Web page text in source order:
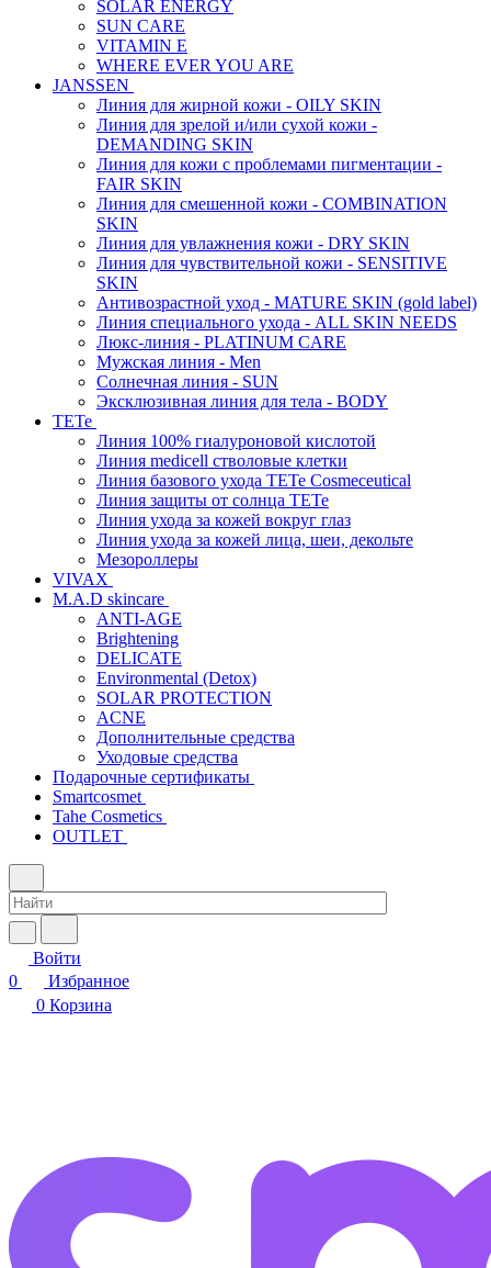
SOLAR ENERGY
SUN CARE
VITAMIN E
WHERE EVER YOU ARE
JANSSEN
Линия для жирной кожи - OILY SKIN
Линия для зрелой и/или сухой кожи -
DEMANDING SKIN
Линия для кожи с проблемами пигментации -
FAIR SKIN
Линия для смешенной кожи - COMBINATION
SKIN
Линия для увлажнения кожи - DRY SKIN
Линия для чувствительной кожи - SENSITIVE
SKIN
Антивозрастной уход - MATURE SKIN (gold label)
Линия специального ухода - ALL SKIN NEEDS
Люкс-линия - PLATINUM CARE
Мужская линия - Men
Солнечная линия - SUN
Эксклюзивная линия для тела - BODY
TETe
Линия 100% гиалуроновой кислотой
Линия medicell стволовые клетки
Линия базового ухода TETe Cosmeceutical
Линия защиты от солнца TETe
Линия ухода за кожей вокруг глаз
Линия ухода за кожей лица, шеи, декольте
Мезороллеры
VIVAX
M.A.D skincare
ANTI-AGE
Brightening
DELICATE
Environmental (Detox)
SOLAR PROTECTION
АCNE
Дополнительные средства
Уходовые средства
Подарочные сертификаты
Smartcosmet
Tahe Cosmetics
OUTLET
Войти
0
Избранное
0 Корзина